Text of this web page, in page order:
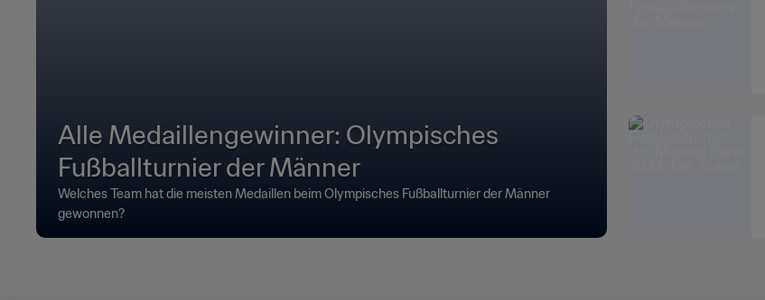
Alle Medaillengewinner: Olympisches
Fußballturnier der Männer
Welches Team hat die meisten Medaillen beim Olympisches Fußballturnier der Männer
gewonnen?